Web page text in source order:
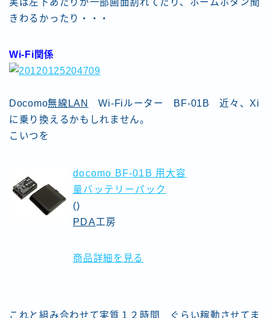
きわるかったり・・・
Wi-Fi関係
Docomo無線LAN
Wi-Fiルーター BF-01B 近々、Xi
に乗り換えるかもしれません。
こいつを
docomo BF-01B 用大容
量バッテリーパック
()
PDA工房
商品詳細を見る
これと組み合わせて実質１２時間 ぐらい稼動させてま